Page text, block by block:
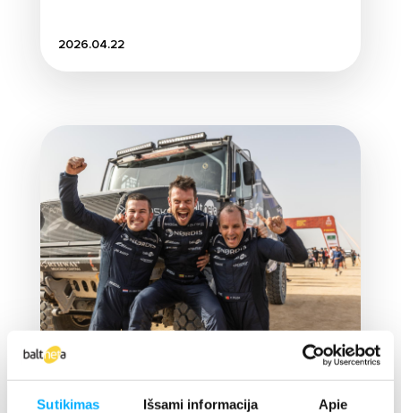
Sutikimas Išsami informacija Apie
2026.04.22